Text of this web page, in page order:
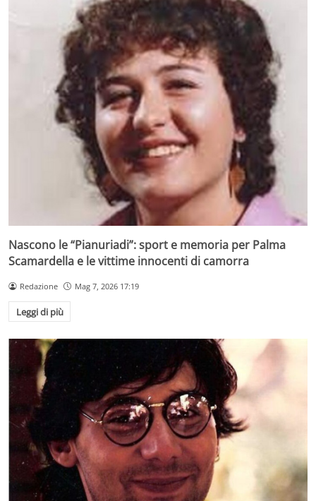
Nascono le “Pianuriadi”: sport e memoria per Palma
Scamardella e le vittime innocenti di camorra
Redazione Mag 7, 2026 17:19
Leggi di più